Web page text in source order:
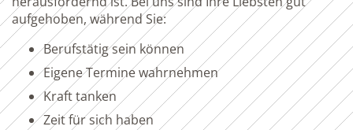
aufgehoben, während Sie:
Berufstätig sein können
Eigene Termine wahrnehmen
Kraft tanken
Zeit für sich haben